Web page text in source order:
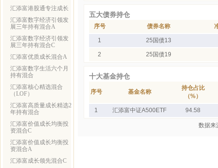
汇添富港股通专注成长
汇添富数字经济引领发
展三年持有混合A
汇添富数字经济引领发
展三年持有混合C
汇添富优质成长混合A
汇添富数字生活六个月
持有混合
汇添富核心精选混合
（LOF）
汇添富高质量成长精选2
年持有混合
汇添富价值成长均衡投
资混合C
汇添富价值成长均衡投
资混合A
汇添富成长领先混合C
五大债券持仓
序号 债券名称
1 25国债13
2 25国债19
十大基金持仓
序号 基金名称
持仓占比
（%）
1 汇添富中证A500ETF 94.58
数据来